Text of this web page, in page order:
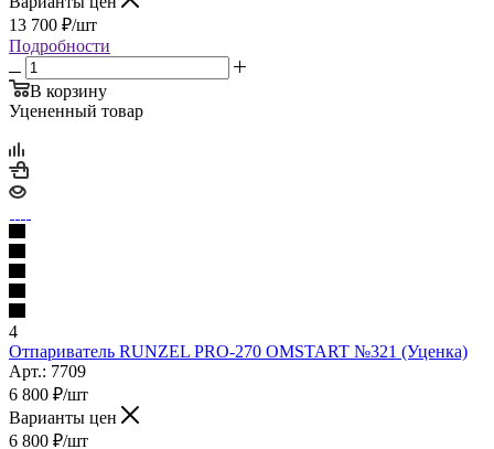
13 700 ₽/шт
Подробности
В корзину
Уцененный товар
4
Отпариватель RUNZEL PRO-270 OMSTART №321 (Уценка)
Арт.: 7709
6 800 ₽/шт
Варианты цен
6 800 ₽/шт